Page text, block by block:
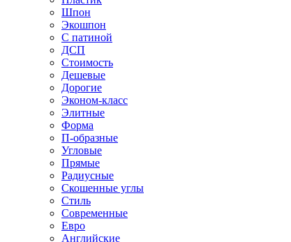
Шпон
Экошпон
С патиной
ДСП
Стоимость
Дешевые
Дорогие
Эконом-класс
Элитные
Форма
П-образные
Угловые
Прямые
Радиусные
Скошенные углы
Стиль
Современные
Евро
Английские